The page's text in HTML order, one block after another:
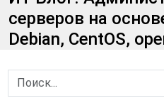
серверов на
Debian, CentOS,